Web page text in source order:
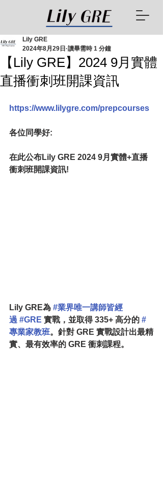
【Lily GRE】2024 9月實體
直播衝刺班開課資訊
Lily GRE
2024年8月29日 讀畢需時 1 分鐘
https://www.lilygre.com/prepcourses
各位同學好:
在此公布Lily GRE 2024 9月實體+直播
衝刺班開課資訊!
Lily GRE為 #業界唯一講師皆經
過 #GRE 實戰，並取得 335+ 高分的 #
專業家教班。針對 GRE 實戰設計出最精
實、最有效率的 GRE 衝刺課程。